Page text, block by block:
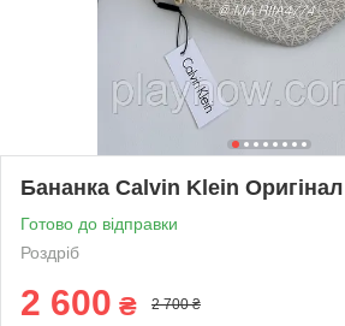
Бананка Calvin Klein Оригінал
Готово до відправки
Роздріб
2 600 ₴ 2 700 ₴